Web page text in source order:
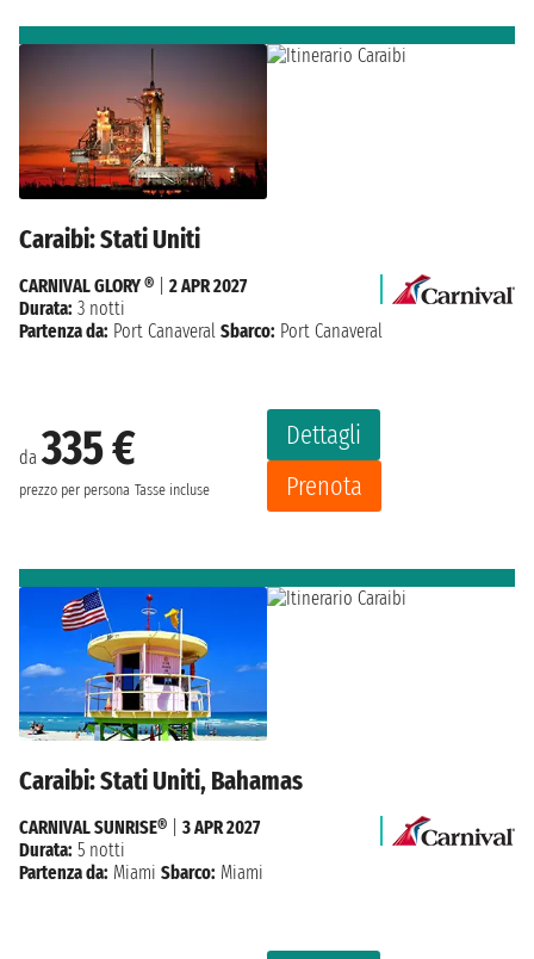
Caraibi: Stati Uniti
da335 €
prezzo per persona Tasse incluse
Dettagli
Prenota
CARNIVAL GLORY ®
2 APR 2027
Durata: 3 notti
Partenza da: Port Canaveral Sbarco: Port Canaveral
Caraibi: Stati Uniti, Bahamas
CARNIVAL SUNRISE®
3 APR 2027
Durata: 5 notti
Partenza da: Miami Sbarco: Miami